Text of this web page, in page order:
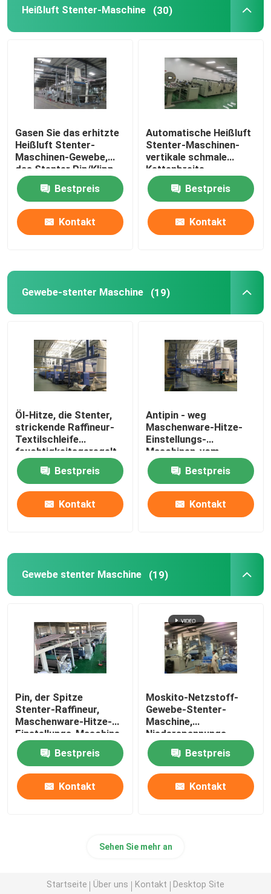
Heißluft Stenter-Maschine (30)
Gasen Sie das erhitzte
Heißluft Stenter-
Maschinen-Gewebe,
das Stenter Pin/Klipp
kombiniert werden
beendet Bestpreis
Kontakt
Automatische Heißluft
Stenter-Maschinen-
vertikale schmale
Kettenbreite
besonders angefertigt
Bestpreis
Kontakt
Gewebe-stenter Maschine (19)
Öl-Hitze, die Stenter,
strickende Raffineur-
Textilschleife
feuchtigkeitsgeregelt
einstellt
Bestpreis
Kontakt
Antipin - weg
Maschenware-Hitze-
Einstellungs-
Maschinen-vom
offenen Breiten-
Eintritt/von der
Luftkühlung
Bestpreis
Kontakt
Gewebe stenter Maschine (19)
Pin, der Spitze
Stenter-Raffineur,
Maschenware-Hitze-
Einstellungs-Maschine
hält
Bestpreis
Kontakt
Moskito-Netzstoff-
Gewebe-Stenter-
Maschine,
Niederspannungs-
Heißluft Stenter-
MaschineBestpreis
Kontakt
Sehen Sie mehr an
Startseite Über uns Kontakt Desktop Site